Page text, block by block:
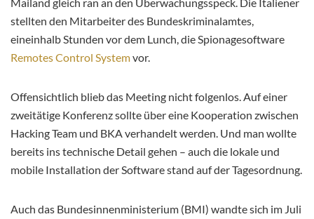
stellten den Mitarbeiter des Bundeskriminalamtes,
eineinhalb Stunden vor dem Lunch, die Spionagesoftware
Remotes Control Systemvor.
Offensichtlich blieb das Meeting nicht folgenlos. Auf einer
zweitätige Konferenz sollte über eine Kooperation zwischen
Hacking Team und BKA verhandelt werden. Und man wollte
bereits ins technische Detail gehen – auch die lokale und
mobile Installation der Software stand auf der Tagesordnung.
Auch das Bundesinnenministerium (BMI) wandte sich im Juli